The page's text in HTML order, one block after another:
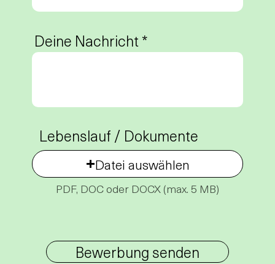
Deine Nachricht
Lebenslauf / Dokumente
Datei auswählen
PDF, DOC oder DOCX (max. 5 MB)
Bewerbung senden